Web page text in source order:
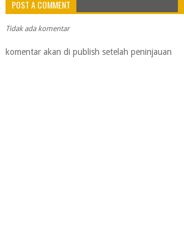
POST A COMMENT
Tidak ada komentar
komentar akan di publish setelah peninjauan